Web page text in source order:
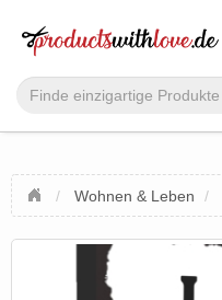
Wohnen & Leben